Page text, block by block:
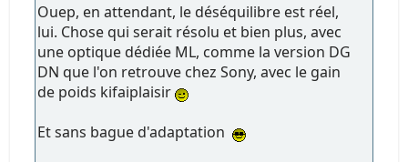
Ouep, en attendant, le déséquilibre est réel,
lui. Chose qui serait résolu et bien plus, avec
une optique dédiée ML, comme la version DG
DN que l'on retrouve chez Sony, avec le gain
de poids kifaiplaisir
Et sans bague d'adaptation